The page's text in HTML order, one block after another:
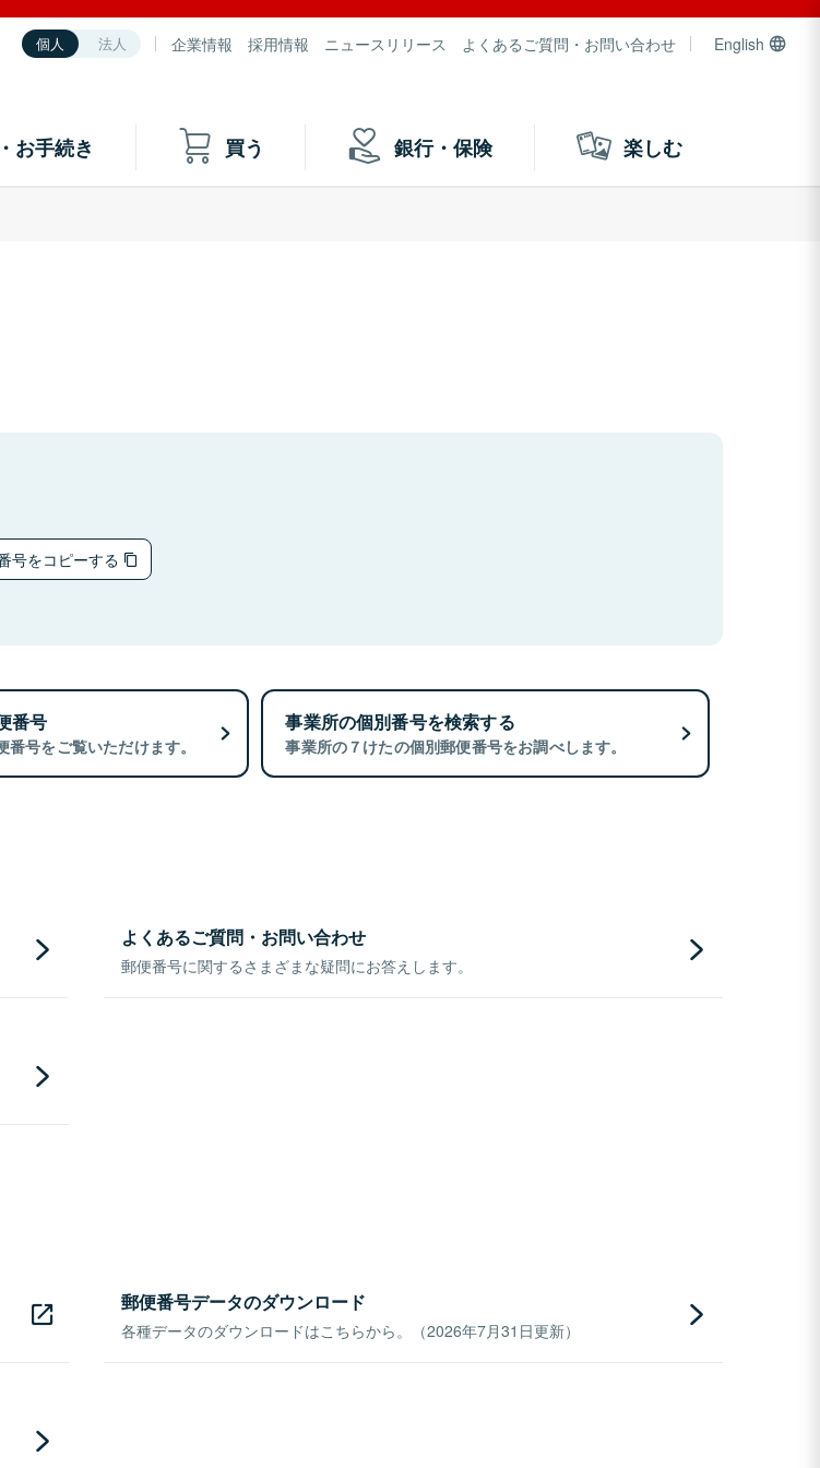
個人 法人 企業情報 採用情報 ニュースリリース よくあるご質問・お問い合わせ English
お手続き 買う 銀行・保険 楽しむ
号をコピーする
番号
号をご覧いただけます。
事業所の個別番号を検索する
事業所の７けたの個別郵便番号をお調べします。
よくあるご質問・お問い合わせ
郵便番号に関するさまざまな疑問にお答えします。
郵便番号データのダウンロード
各種データのダウンロードはこちらから。（2026年7月31日更新）